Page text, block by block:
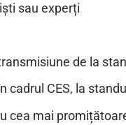
sau experți
de la
cadrul CES, la
cea mai